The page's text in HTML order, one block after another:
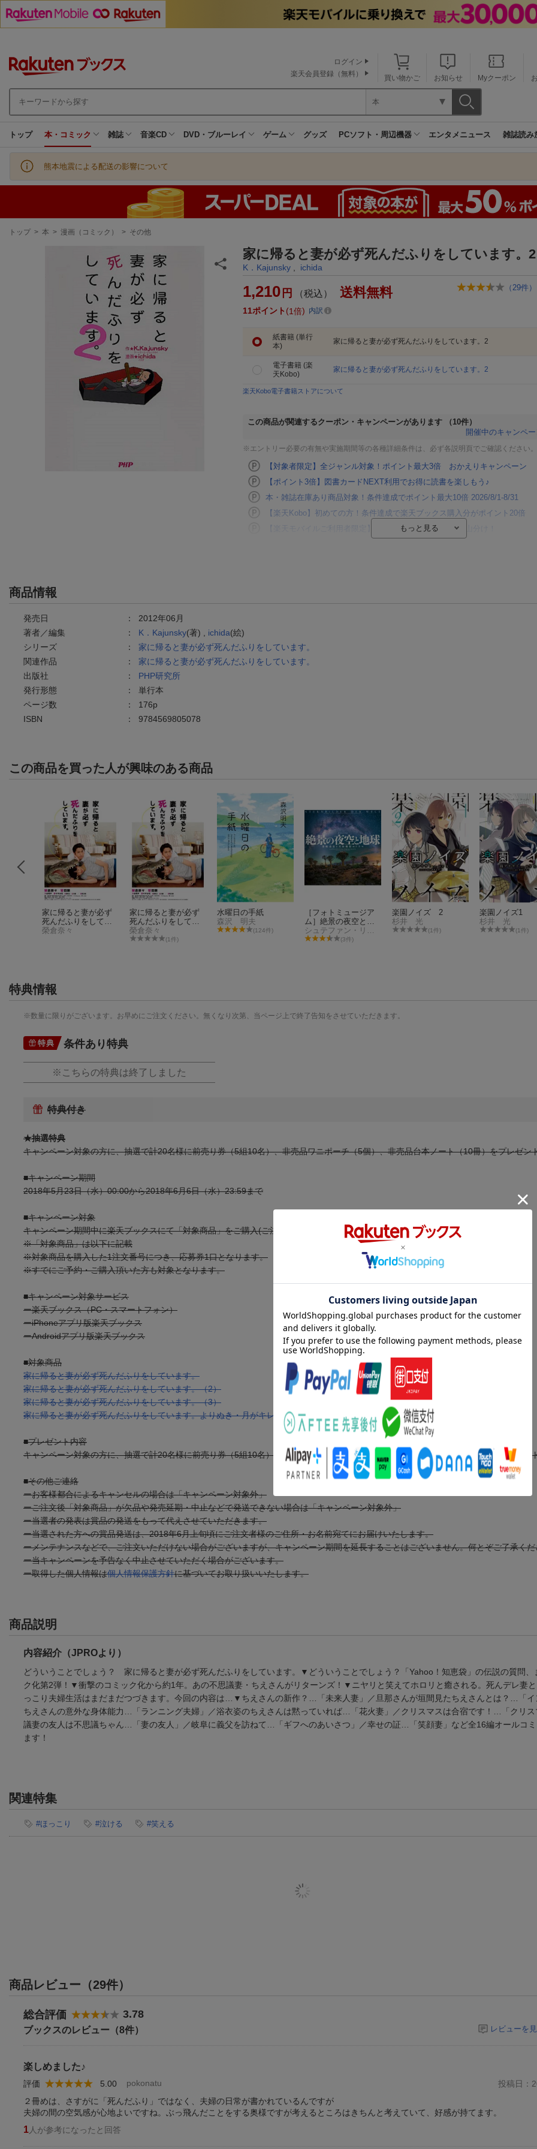
買い物かご お知らせ Myクーポン
ログイン
楽天会員登録（無料）
本
トップ 本・コミック 雑誌 音楽CD DVD・ブルーレイ ゲーム グッズ PCソフト・周辺機器 エンタメニュース 雑誌読み
熊本地震による配送の影響について
現
トップ > 本 > 漫画（コミック） > その他
家に帰ると妻が必ず死んだふりをしています。2
K．Kajunsky ichida
（ 29件）
1,210 円 （税込） 送料無料
11ポイント 1倍 内訳
紙書籍 (単行
本)
家に帰ると妻が必ず死んだふりをしています。2
電子書籍 (楽
天Kobo)
家に帰ると妻が必ず死んだふりをしています。2
楽天Kobo電子書籍ストアについて
この商品が関連するクーポン・キャンペーンがあります
（10件）
開催中のキャンペ
※エントリー必要の有無や実施期間等の各種詳細条件は、必ず各説明頁でご確認ください。
【対象者限定】全ジャンル対象！ポイント最大3倍 おかえりキャンペーン
【ポイント3倍】図書カードNEXT利用でお得に読書を楽しもう♪
本・雑誌在庫あり商品対象！条件達成でポイント最大10倍 2026/8/1-8/31
【楽天Kobo】初めての方！条件達成で楽天ブックス購入分がポイント20倍
【楽天モバイルご利用者限定】条件達成で100万ポイント山分け！
商品情報
発売日 ： 2012年06月
著者／編集
： K．Kajunsky(著) , ichida(絵)
シリーズ
： 家に帰ると妻が必ず死んだふりをしています。
関連作品
： 家に帰ると妻が必ず死んだふりをしています。
出版社
： PHP研究所
発行形態
： 単行本
ページ数
： 176p
ISBN
： 9784569805078
この商品を買った人が興味のある商品
家に帰ると妻が必ず
死んだふりをしてい
ます。
榮倉奈々
家に帰ると妻が必ず
死んだふりをしてい
ます。【Blu-ray】
榮倉奈々
(1件)
水曜日の手紙
森沢 明夫
(124件)
［フォトミュージア
ム］絶景の夜空と地
球
(3件)
楽園ノイズ 2
杉井 光
(1件)
楽園ノイズ1
杉井 光
(1件)
特典情報
※数量に限りがございます。お早めにご注文ください。無くなり次第、当ページ上で終了告知をさせていただきます。
特典 条件あり特典
※こちらの特典は終了しました
特典付き
★抽選特典
キャンペーン対象の方に、抽選で計20名様に前売り券（5組10名）、非売品ワニポーチ（5個）、非売品台本ノート（10冊）をプレゼン
■キャンペーン期間
2018年5月23日（水）00:00から2018年6月6日（水）23:59まで
■キャンペーン対象
キャンペーン期間中に楽天ブックスにて「対象商品」をご購入(ご注文完了)された方
※「対象商品」は以下に記載
※対象商品を購入した1注文番号につき、応募券1口となります。
※すでにご予約・ご購入頂いた方も対象となります。
■キャンペーン対象サービス
ー楽天ブックス（PC・スマートフォン）
ーiPhoneアプリ版楽天ブックス
ーAndroidアプリ版楽天ブックス
■対象商品
家に帰ると妻が必ず死んだふりをしています。
家に帰ると妻が必ず死んだふりをしています。（2）
家に帰ると妻が必ず死んだふりをしています。（3）
家に帰ると妻が必ず死んだふりをしています。よりぬき・月がキレイですね編
■プレゼント内容
キャンペーン対象の方に、抽選で計20名様に前売り券（5組10名）、非売品ワニポーチ（5個）、非売品台本ノート（10冊）をプレゼン
■その他ご連絡
ーお客様都合によるキャンセルの場合は「キャンペーン対象外」
ーご注文後「対象商品」が欠品や発売延期・中止などで発送できない場合は「キャンペーン対象外」
ー当選者の発表は賞品の発送をもって代えさせていただきます。
ー当選された方への賞品発送は、2018年6月上旬頃にご注文者様のご住所・お名前宛てにお届けいたします。
ーメンテナンスなどで、ご注文いただけない場合がございますが、キャンペーン期間を延長することはございません。何とぞご了承く
ー当キャンペーンを予告なく中止させていただく場合がございます。
ー取得した個人情報は個人情報保護方針に基づいてお取り扱いいたします。
商品説明
内容紹介（JPROより）
どういうことでしょう？ 家に帰ると妻が必ず死んだふりをしています。▼どういうことでしょう？「Yahoo！知恵袋」の伝説の質問、
ク化第2弾！▼衝撃のコミック化から約1年。あの不思議妻・ちえさんがリターンズ！▼ニヤリと笑えてホロリと癒される。死んデレ妻
っこり夫婦生活はまだまだつづきます。今回の内容は…▼ちえさんの新作？…「未来人妻」／旦那さんが垣間見たちえさんとは？…「イ
ちえさんの意外な身体能力…「ランニング夫婦」／浴衣姿のちえさんは黙っていれば…「花火妻」／クリスマスは合宿です！…「クリス
議妻の友人は不思議ちゃん…「妻の友人」／岐阜に義父を訪ねて…「ギフへのあいさつ」／幸せの証…「笑顔妻」など全16編オールコ
ます！
関連特集
#ほっこり #泣ける #笑える
商品レビュー（29件）
総合評価 3.78
ブックスのレビュー（8件） レビューを
楽しめました♪
pokonatu
評価 5.00
投稿日：
２冊めは、さすがに「死んだふり」ではなく、夫婦の日常が書かれているんですが
夫婦の間の空気感が心地よいですね。ぶっ飛んだことをする奥様ですが考えるところはきちんと考えていて、好感が持てます。
1 人が参考になったと回答